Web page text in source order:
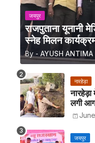
जयपुर
राजपुताना यूनानी
स्नेह मिलन
By - AYUSH ANTIMA
नारहेड़ा
लगी
रहते
जयपुर